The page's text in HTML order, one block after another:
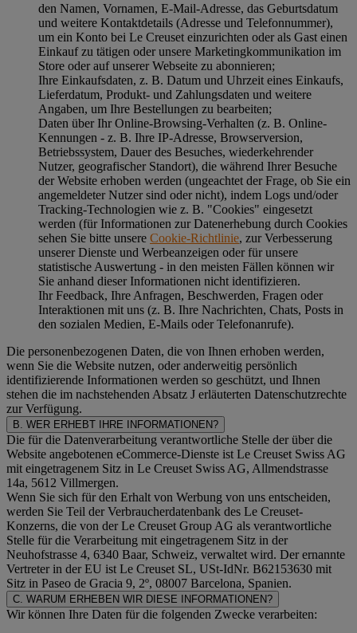
den Namen, Vornamen, E-Mail-Adresse, das Geburtsdatum
und weitere Kontaktdetails (Adresse und Telefonnummer),
um ein Konto bei Le Creuset einzurichten oder als Gast einen
Einkauf zu tätigen oder unsere Marketingkommunikation im
Store oder auf unserer Webseite zu abonnieren;
Ihre Einkaufsdaten, z. B. Datum und Uhrzeit eines Einkaufs,
Lieferdatum, Produkt- und Zahlungsdaten und weitere
Angaben, um Ihre Bestellungen zu bearbeiten;
Daten über Ihr Online-Browsing-Verhalten (z. B. Online-
Kennungen - z. B. Ihre IP-Adresse, Browserversion,
Betriebssystem, Dauer des Besuches, wiederkehrender
Nutzer, geografischer Standort), die während Ihrer Besuche
der Website erhoben werden (ungeachtet der Frage, ob Sie ein
angemeldeter Nutzer sind oder nicht), indem Logs und/oder
Tracking-Technologien wie z. B. "Cookies" eingesetzt
werden (für Informationen zur Datenerhebung durch Cookies
sehen Sie bitte unsere Cookie-Richtlinie, zur Verbesserung
unserer Dienste und Werbeanzeigen oder für unsere
statistische Auswertung - in den meisten Fällen können wir
Sie anhand dieser Informationen nicht identifizieren.
Ihr Feedback, Ihre Anfragen, Beschwerden, Fragen oder
Interaktionen mit uns (z. B. Ihre Nachrichten, Chats, Posts in
den sozialen Medien, E-Mails oder Telefonanrufe).
Die personenbezogenen Daten, die von Ihnen erhoben werden,
wenn Sie die Website nutzen, oder anderweitig persönlich
identifizierende Informationen werden so geschützt, und Ihnen
stehen die im nachstehenden Absatz J erläuterten Datenschutzrechte
zur Verfügung.
B. WER ERHEBT IHRE INFORMATIONEN?
Die für die Datenverarbeitung verantwortliche Stelle der über die
Website angebotenen eCommerce-Dienste ist Le Creuset Swiss AG
mit eingetragenem Sitz in Le Creuset Swiss AG, Allmendstrasse
14a, 5612 Villmergen.
Wenn Sie sich für den Erhalt von Werbung von uns entscheiden,
werden Sie Teil der Verbraucherdatenbank des Le Creuset-
Konzerns, die von der Le Creuset Group AG als verantwortliche
Stelle für die Verarbeitung mit eingetragenem Sitz in der
Neuhofstrasse 4, 6340 Baar, Schweiz, verwaltet wird. Der ernannte
Vertreter in der EU ist Le Creuset SL, USt-IdNr. B62153630 mit
Sitz in Paseo de Gracia 9, 2º, 08007 Barcelona, Spanien.
C. WARUM ERHEBEN WIR DIESE INFORMATIONEN?
Wir können Ihre Daten für die folgenden Zwecke verarbeiten: